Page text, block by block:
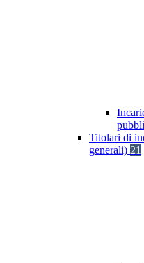
Titolari di
generali) 21